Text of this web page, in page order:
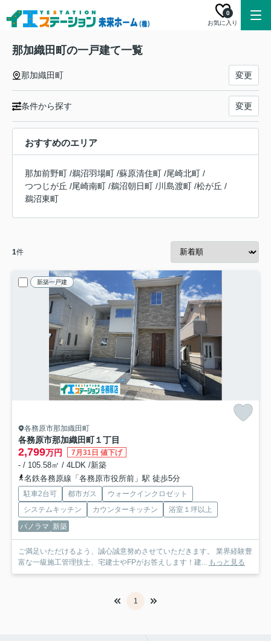
お気に入り
0
那加織田町の一戸建て一覧
那加織田町 変更
条件から探す 変更
おすすめのエリア
那加前野町 /鵜沼羽場町 /蘇原清住町 /尾崎北町 /
つつじが丘 /尾崎南町 /鵜沼朝日町 /川島渡町 /松が丘 /
鵜沼東町
1件
新築一戸建
各務原市那加織田町
各務原市那加織田町１丁目
2,799万円 7月31日 値下げ
- / 105.58㎡ / 4LDK /新築
名鉄各務原線「各務原市役所前」駅 徒歩5分
駐車2台可 都市ガス
ウォークインクロゼット
システムキッチン
カウンターキッチン
浴室１坪以上
パノラマ 新築
ご満足いただけるよう、誠心誠意努めさせていただきます。 業界経験豊
富な一級施工管理技士、宅建士やFPがお答えします！建... もっと見る
1